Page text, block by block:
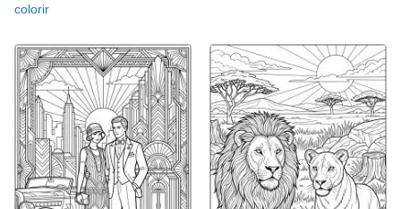
colorir